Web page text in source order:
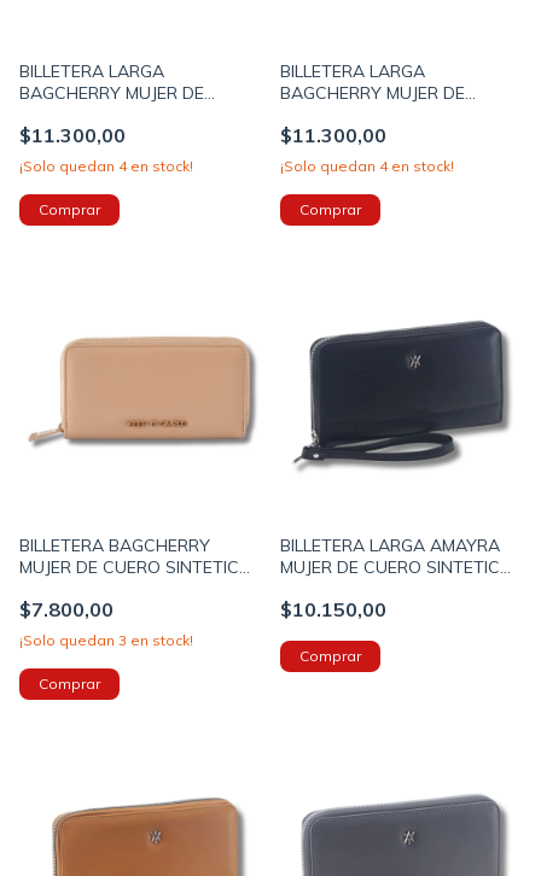
BILLETERA LARGA
BAGCHERRY MUJER DE
SOLAPA 19X10X4 COLOR
NEGRO (267035A)
$11.300,00
¡Solo quedan 4en stock!
BILLETERA LARGA
BAGCHERRY MUJER DE
SOLAPA 19X10X4 COLOR
ROSA (267035C)
$11.300,00
¡Solo quedan 4en stock!
BILLETERA BAGCHERRY
MUJER DE CUERO SINTETICO
BEIGE (267013E)
$7.800,00
¡Solo quedan 3 en stock!
BILLETERA LARGA AMAYRA
MUJER DE CUERO SINTETICO
COLOR NEGRO (673500072A)
$10.150,00